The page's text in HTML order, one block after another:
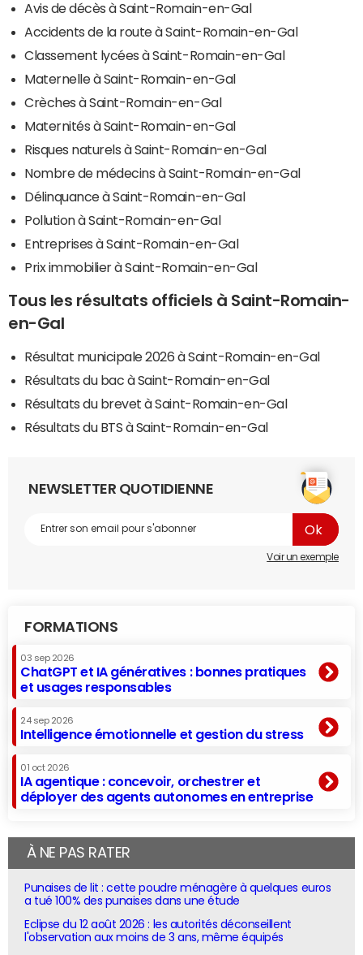
Avis de décès à Saint-Romain-en-Gal
Accidents de la route à Saint-Romain-en-Gal
Classement lycées à Saint-Romain-en-Gal
Maternelle à Saint-Romain-en-Gal
Crèches à Saint-Romain-en-Gal
Maternités à Saint-Romain-en-Gal
Risques naturels à Saint-Romain-en-Gal
Nombre de médecins à Saint-Romain-en-Gal
Délinquance à Saint-Romain-en-Gal
Pollution à Saint-Romain-en-Gal
Entreprises à Saint-Romain-en-Gal
Prix immobilier à Saint-Romain-en-Gal
Tous les résultats officiels à Saint-Romain-
en-Gal
Résultat municipale 2026 à Saint-Romain-en-Gal
Résultats du bac à Saint-Romain-en-Gal
Résultats du brevet à Saint-Romain-en-Gal
Résultats du BTS à Saint-Romain-en-Gal
NEWSLETTER QUOTIDIENNE
Voir un exemple
FORMATIONS
03 sep 2026
ChatGPT et IA génératives : bonnes pratiques
et usages responsables
24 sep 2026
Intelligence émotionnelle et gestion du stress
01 oct 2026
IA agentique : concevoir, orchestrer et
déployer des agents autonomes en entreprise
À NE PAS RATER
Punaises de lit : cette poudre ménagère à quelques euros
a tué 100% des punaises dans une étude
Eclipse du 12 août 2026 : les autorités déconseillent
l'observation aux moins de 3 ans, même équipés